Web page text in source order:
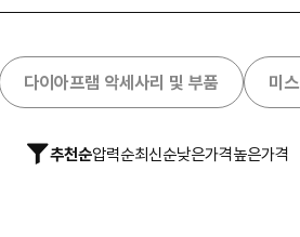
다이아프램 악세사리 및 부품 미
추천순압력순최신순낮은가격높은가격